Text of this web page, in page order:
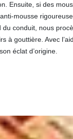
Ensuite, si des
mousse
conduit, nous
à gouttière. Avec
éclat d’origine.